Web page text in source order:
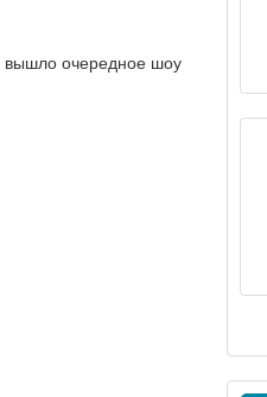
вышло очередное шоу